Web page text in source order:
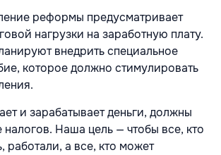
реформы предусматривает
нагрузки на заработную плату.
внедрить специальное
которое должно стимулировать
и зарабатывает деньги, должны
налогов. Наша цель — чтобы все, кто
работали, а все, кто может